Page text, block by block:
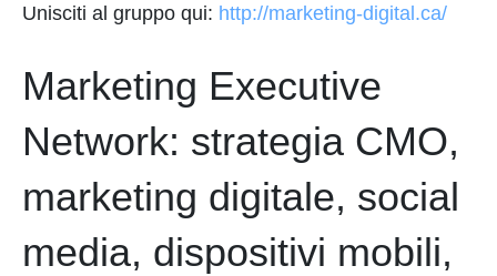
Unisciti al gruppo qui: http://marketing-digital.ca/
Marketing Executive
Network: strategia CMO,
marketing digitale, social
media, dispositivi mobili,